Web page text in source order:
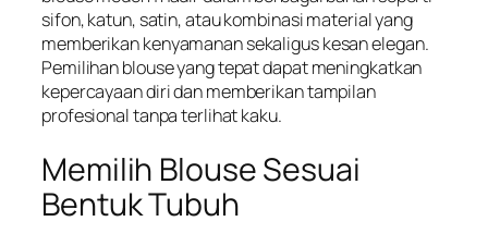
sifon, katun, satin, atau kombinasi material yang
memberikan kenyamanan sekaligus kesan elegan.
Pemilihan blouse yang tepat dapat meningkatkan
kepercayaan diri dan memberikan tampilan
profesional tanpa terlihat kaku.
Memilih Blouse Sesuai
Bentuk Tubuh